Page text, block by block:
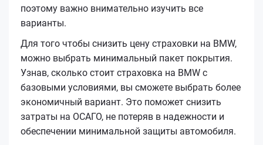
поэтому важно внимательно изучить все
варианты.
Для того чтобы снизить цену страховки на BMW,
можно выбрать минимальный пакет покрытия.
Узнав, сколько стоит страховка на BMW с
базовыми условиями, вы сможете выбрать более
экономичный вариант. Это поможет снизить
затраты на ОСАГО, не потеряв в надежности и
обеспечении минимальной защиты автомобиля.